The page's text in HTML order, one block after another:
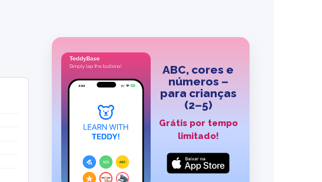
ABC, cores e
números –
para crianças
(2–5)
Grátis por tempo
limitado!